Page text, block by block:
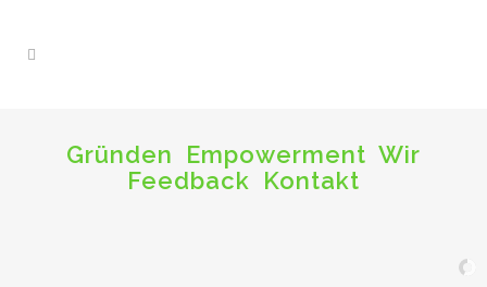
Gründen Empowerment Wir
Feedback
Kontakt